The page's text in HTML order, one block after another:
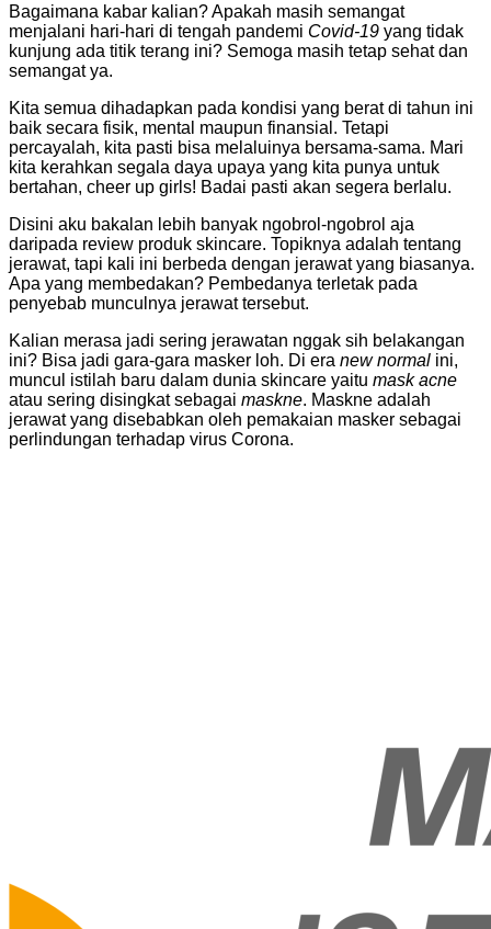
Bagaimana kabar kalian? Apakah masih semangat
menjalani hari-hari di tengah pandemi Covid-19 yang tidak
kunjung ada titik terang ini? Semoga masih tetap sehat dan
semangat ya.
Kita semua dihadapkan pada kondisi yang berat di tahun ini
baik secara fisik, mental maupun finansial. Tetapi
percayalah, kita pasti bisa melaluinya bersama-sama. Mari
kita kerahkan segala daya upaya yang kita punya untuk
bertahan, cheer up girls! Badai pasti akan segera berlalu.
Disini aku bakalan lebih banyak ngobrol-ngobrol aja
daripada review produk skincare. Topiknya adalah tentang
jerawat, tapi kali ini berbeda dengan jerawat yang biasanya.
Apa yang membedakan? Pembedanya terletak pada
penyebab munculnya jerawat tersebut.
Kalian merasa jadi sering jerawatan nggak sih belakangan
ini? Bisa jadi gara-gara masker loh. Di era new normal ini,
muncul istilah baru dalam dunia skincare yaitu mask acne
atau sering disingkat sebagai maskne. Maskne adalah
jerawat yang disebabkan oleh pemakaian masker sebagai
perlindungan terhadap virus Corona.